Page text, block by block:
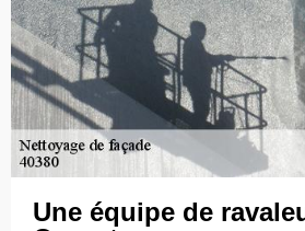
Une équipe de